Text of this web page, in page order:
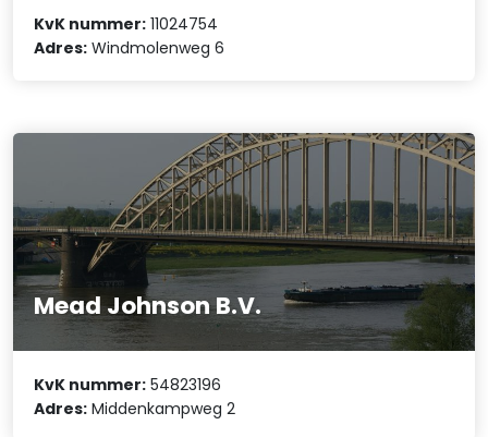
KvK nummer: 11024754
Adres: Windmolenweg 6
Mead Johnson B.V.
KvK nummer: 54823196
Adres: Middenkampweg 2